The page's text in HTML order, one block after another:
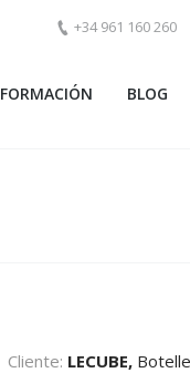
+34 961 160 260
FORMACIÓN BLOG
Cliente: LECUBE,